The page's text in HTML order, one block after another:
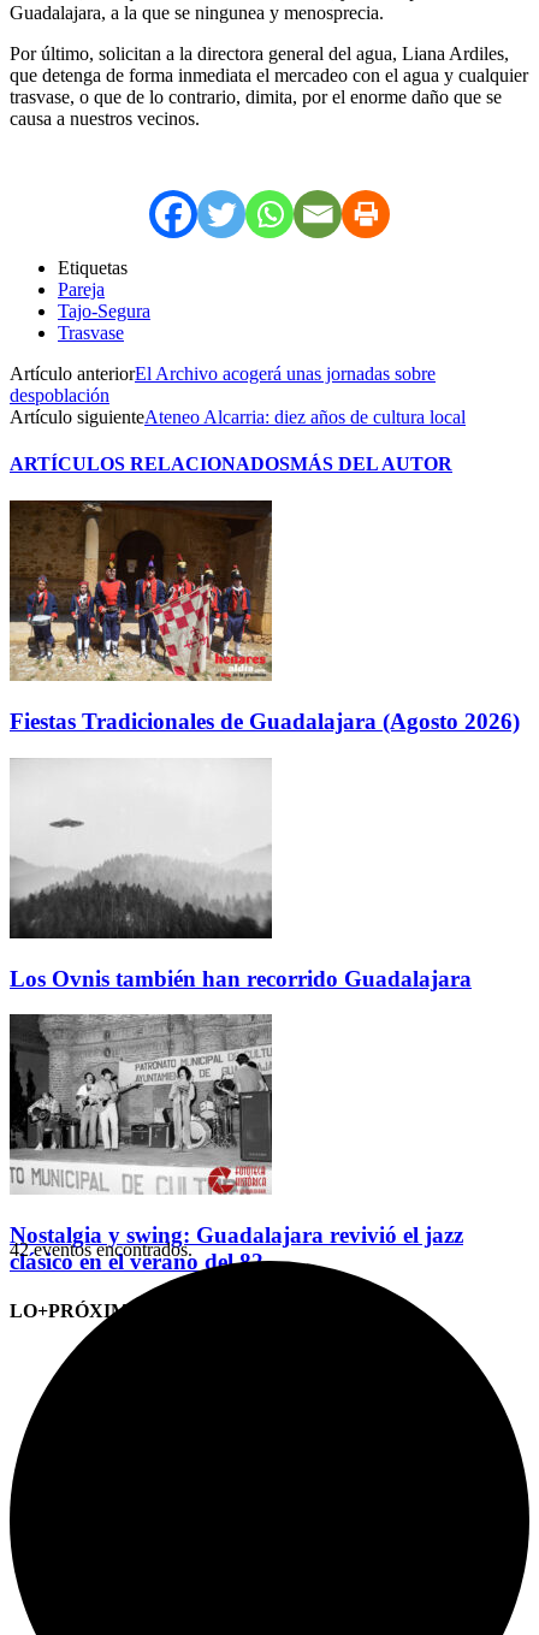
Guadalajara, a la que se ningunea y menosprecia.
Por último, solicitan a la directora general del agua, Liana Ardiles,
que detenga de forma inmediata el mercadeo con el agua y cualquier
trasvase, o que de lo contrario, dimita, por el enorme daño que se
causa a nuestros vecinos.
Etiquetas
Pareja
Tajo-Segura
Trasvase
Artículo anteriorEl Archivo acogerá unas jornadas sobre
despoblación
Artículo siguienteAteneo Alcarria: diez años de cultura local
ARTÍCULOS RELACIONADOSMÁS DEL AUTOR
Fiestas Tradicionales de Guadalajara (Agosto 2026)
Los Ovnis también han recorrido Guadalajara
Nostalgia y swing: Guadalajara revivió el jazz
clásico en el verano del 82
LO+PRÓXIMO (CITAS)
42 eventos encontrados.